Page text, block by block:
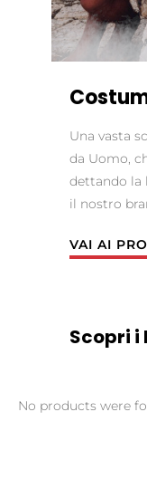
Una vasta
da Uomo,
dettando la
il nostro
VAI AI
Scopri
No products were